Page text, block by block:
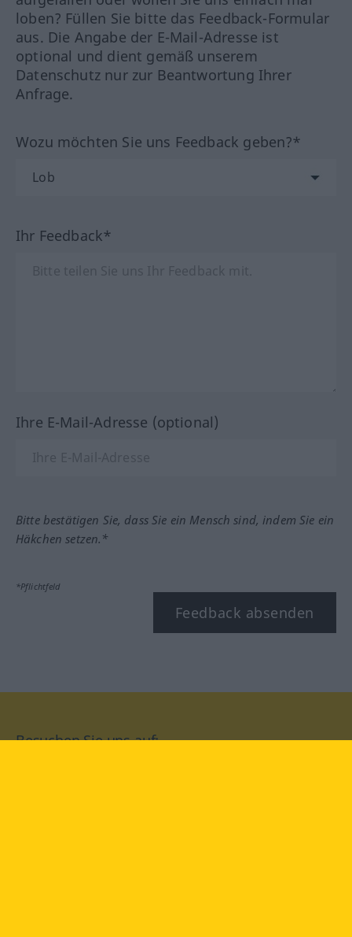
loben? Füllen Sie bitte das Feedback-Formular
aus. Die Angabe der E-Mail-Adresse ist
optional und dient gemäß unserem
Datenschutz nur zur Beantwortung Ihrer
Anfrage.
Wozu möchten Sie uns Feedback geben?*
Ihr Feedback*
Ihre E-Mail-Adresse (optional)
Bitte bestätigen Sie, dass Sie ein Mensch sind, indem Sie ein
Häkchen setzen.*
*Pflichtfeld
Feedback absenden
Besuchen Sie uns auf: